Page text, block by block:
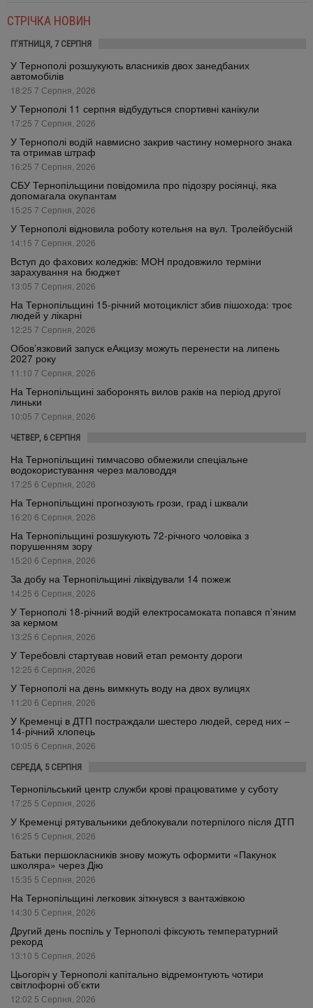
СТРІЧКА НОВИН
П’ЯТНИЦЯ, 7 СЕРПНЯ
У Тернополі розшукують власників двох занедбаних
автомобілів
18:25 7 Серпня, 2026
У Тернополі 11 серпня відбудуться спортивні канікули
17:25 7 Серпня, 2026
У Тернополі водій навмисно закрив частину номерного знака
та отримав штраф
16:25 7 Серпня, 2026
СБУ Тернопільщини повідомила про підозру росіянці, яка
допомагала окупантам
15:25 7 Серпня, 2026
У Тернополі відновила роботу котельня на вул. Тролейбусній
14:15 7 Серпня, 2026
Вступ до фахових коледжів: МОН продовжило терміни
зарахування на бюджет
13:05 7 Серпня, 2026
На Тернопільщині 15-річний мотоцикліст збив пішохода: троє
людей у лікарні
12:25 7 Серпня, 2026
Обов’язковий запуск еАкцизу можуть перенести на липень
2027 року
11:10 7 Серпня, 2026
На Тернопільщині заборонять вилов раків на період другої
линьки
10:05 7 Серпня, 2026
ЧЕТВЕР, 6 СЕРПНЯ
На Тернопільщині тимчасово обмежили спеціальне
водокористування через маловоддя
17:25 6 Серпня, 2026
На Тернопільщині прогнозують грози, град і шквали
16:20 6 Серпня, 2026
На Тернопільщині розшукують 72-річного чоловіка з
порушенням зору
15:20 6 Серпня, 2026
За добу на Тернопільщині ліквідували 14 пожеж
14:25 6 Серпня, 2026
У Тернополі 18-річний водій електросамоката попався п’яним
за кермом
13:25 6 Серпня, 2026
У Теребовлі стартував новий етап ремонту дороги
12:25 6 Серпня, 2026
У Тернополі на день вимкнуть воду на двох вулицях
11:20 6 Серпня, 2026
У Кременці в ДТП постраждали шестеро людей, серед них –
14-річний хлопець
10:05 6 Серпня, 2026
СЕРЕДА, 5 СЕРПНЯ
Тернопільський центр служби крові працюватиме у суботу
17:25 5 Серпня, 2026
У Кременці рятувальники деблокували потерпілого після ДТП
16:25 5 Серпня, 2026
Батьки першокласників знову можуть оформити «Пакунок
школяра» через Дію
15:35 5 Серпня, 2026
На Тернопільщині легковик зіткнувся з вантажівкою
14:30 5 Серпня, 2026
Другий день поспіль у Тернополі фіксують температурний
рекорд
13:10 5 Серпня, 2026
Цьогоріч у Тернополі капітально відремонтують чотири
світлофорні об’єкти
12:02 5 Серпня, 2026